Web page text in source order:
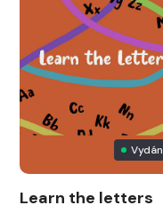
Learn the letters